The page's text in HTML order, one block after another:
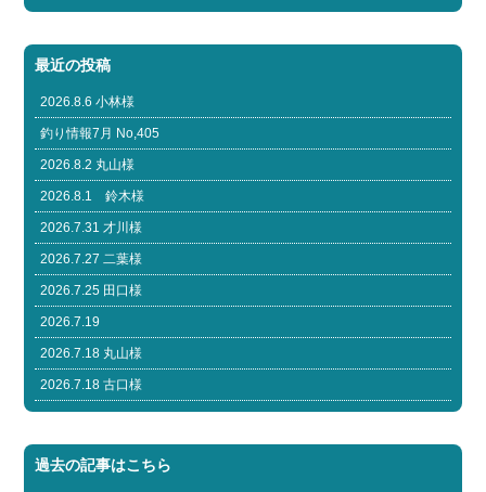
最近の投稿
2026.8.6 小林様
釣り情報7月 No,405
2026.8.2 丸山様
2026.8.1 鈴木様
2026.7.31 才川様
2026.7.27 二葉様
2026.7.25 田口様
2026.7.19
2026.7.18 丸山様
2026.7.18 古口様
過去の記事はこちら